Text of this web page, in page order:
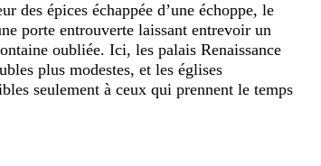
des épices échappée d’une échoppe, le
porte entrouverte laissant entrevoir un
oubliée. Ici, les palais Renaissance
plus modestes, et les églises
seulement à ceux qui prennent le temps